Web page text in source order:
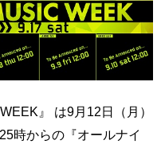
』 は9月12日（月）
時からの『オールナイ